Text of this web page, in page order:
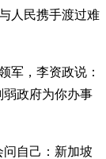
人民携手渡过难
军，李资政说：
弱政府为你办事
自己：新加坡